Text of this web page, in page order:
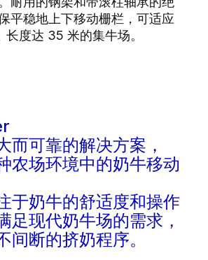
平稳地上下移动栅栏，可适应
长度达 35 米的集牛场。
而可靠的解决方案，
农场环境中的奶牛移动
于奶牛的舒适度和操作
足现代奶牛场的需求，
间断的挤奶程序。